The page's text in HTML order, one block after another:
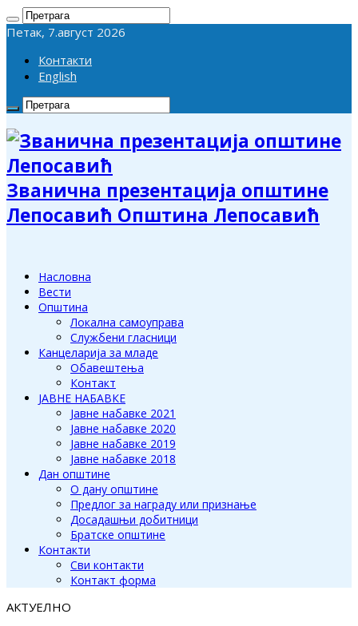
Петак, 7.август 2026
Контакти
English
Званична презентација општине
Лепосавић Општина Лепосавић
Насловна
Вести
Општина
Локална самоуправа
Службени гласници
Канцеларија за младе
Обавештења
Контакт
ЈАВНЕ НАБАВКЕ
Јавне набавке 2021
Јавне набавке 2020
Јавне набавке 2019
Јавне набавке 2018
Дан општине
О дану општине
Предлог за награду или признање
Досадашњи добитници
Братске општине
Контакти
Сви контакти
Контакт форма
АКТУЕЛНО